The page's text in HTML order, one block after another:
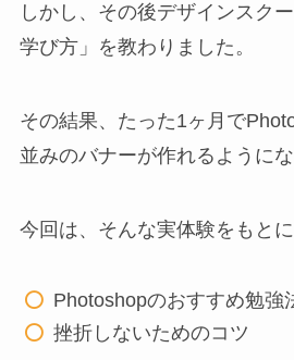
しかし、その後デザインスク
学び方」を教わりました。
その結果、たった1ヶ月で
並みのバナーが作れるように
今回は、そんな実体験をもとに
Photoshopのおすすめ勉強
挫折しないためのコツ